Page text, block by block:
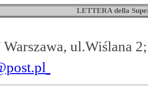
LETTERA della
Warszawa, ul.Wiślana